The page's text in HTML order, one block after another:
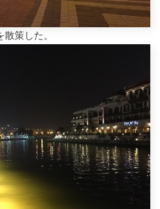
策した。